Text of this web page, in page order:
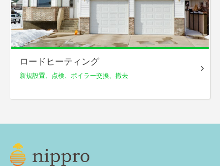
ロードヒーティング
新規設置、点検、 ボイラー交換、撤去